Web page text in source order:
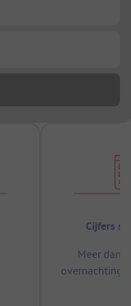
Cijfers
Meer dan